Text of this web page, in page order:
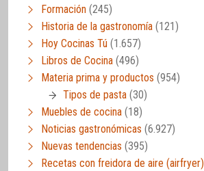
Formación (245)
Historia de la gastronomía (121)
Hoy Cocinas Tú (1.657)
Libros de Cocina (496)
Materia prima y productos (954)
Tipos de pasta (30)
Muebles de cocina (18)
Noticias gastronómicas (6.927)
Nuevas tendencias (395)
Recetas con freidora de aire (airfryer)